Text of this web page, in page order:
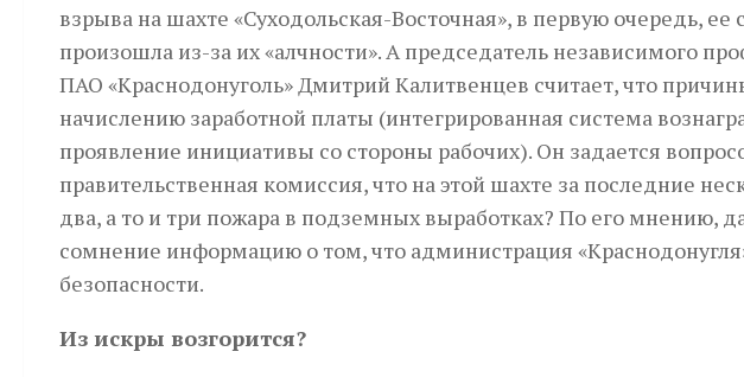
взрыва на шахте «Суходольская-Восточная», в первую очередь, ее
произошла из-за их «алчности». А председатель независимого
ПАО «Краснодонуголь» Дмитрий Калитвенцев считает, что
начислению заработной платы (интегрированная система
проявление инициативы со стороны рабочих). Он задается
правительственная комиссия, что на этой шахте за последние
два, а то и три пожара в подземных выработках? По его мнению,
сомнение информацию о том, что администрация
безопасности.
Из искры возгорится?